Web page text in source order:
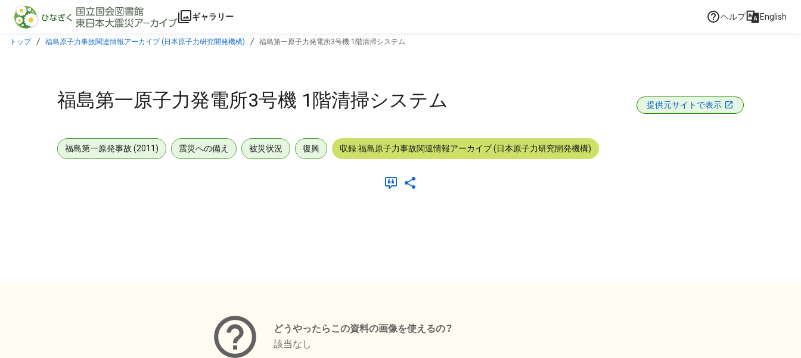
本文に飛ぶ
ギャラリー ヘルプ English
トップ 福島原子力事故関連情報アーカイブ (日本原子力研究開発機構) 福島第一原子力発電所3号機 1階清掃システム
福島第一原子力発電所3号機 1階清掃システム 提供元サイトで表示
福島第一原発事故 (2011) 震災への備え 被災状況 復興 収録:福島原子力事故関連情報アーカイブ (日本原子力研究開発機構)
どうやったらこの資料の画像を使えるの？
該当なし